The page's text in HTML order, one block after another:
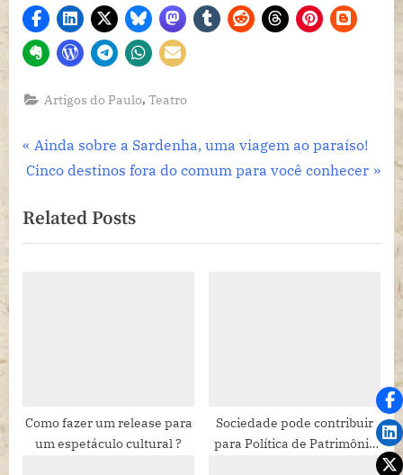
Artigos do Paulo,Teatro
Navegação
Post
P
r
v
i
t
:
Ainda sobre a Sardenha, uma viagem ao paraíso!
N
x
t
Cinco destinos fora do comum para você conhecer
Related Posts
Como fazer um release para
um espetáculo cultural ?
Sociedade pode contribuir
para Política de Patrimônio